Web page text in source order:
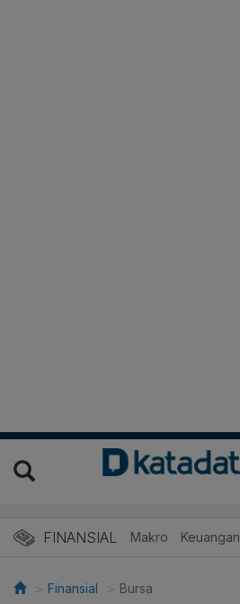
FINANSIAL Makro Keuangan
Finansial Bursa